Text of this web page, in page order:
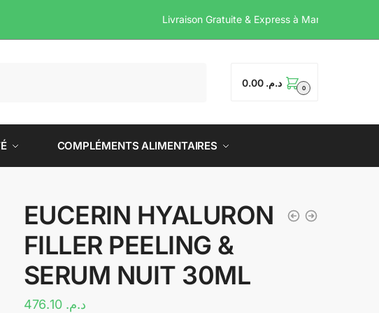
Livraison Gratuite &
د.م. 0.00 0
COMPLÉMENTS ALIMENTAIRES
EUCERIN HYALURON
FILLER PEELING &
SERUM NUIT 30ML
د.م. 476.10